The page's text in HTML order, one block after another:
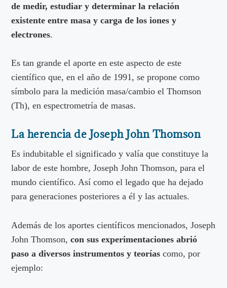
de medir, estudiar y determinar la relación
existente entre masa y carga de los iones y
electrones.
Es tan grande el aporte en este aspecto de este
científico que, en el año de 1991, se propone como
símbolo para la medición masa/cambio el Thomson
(Th), en espectrometría de masas.
La herencia de Joseph John Thomson
Es indubitable el significado y valía que constituye la
labor de este hombre, Joseph John Thomson, para el
mundo científico. Así como el legado que ha dejado
para generaciones posteriores a él y las actuales.
Además de los aportes científicos mencionados, Joseph
John Thomson,con sus experimentaciones abrió
paso a diversos instrumentos y teorías como, por
ejemplo: